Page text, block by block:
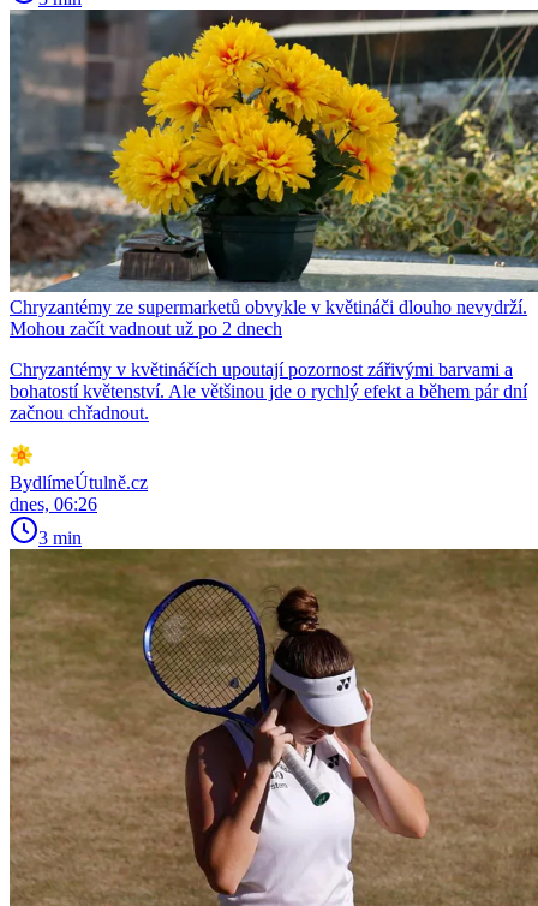
Chryzantémy ze supermarketů obvykle v květináči dlouho nevydrží.
Mohou začít vadnout už po 2 dnech
Chryzantémy v květináčích upoutají pozornost zářivými barvami a
bohatostí květenství. Ale většinou jde o rychlý efekt a během pár dní
začnou chřadnout.
BydlímeÚtulně.cz
dnes, 06:26
3 min